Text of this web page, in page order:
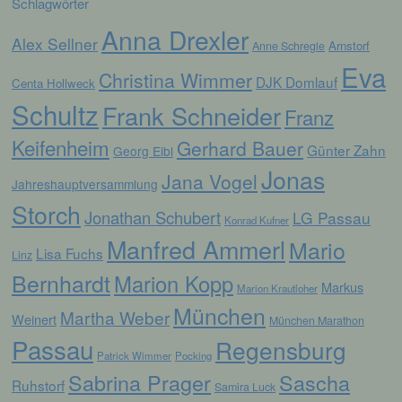
Alex SellnerAnna Drexler Anne Schregle Arnstorf
Centa Hollweck Christina Wimmer DJK Domlauf Eva
SchultzFrank SchneiderFranz
Keifenheim Georg Eibl Gerhard Bauer Günter Zahn
Jahreshauptversammlung Jana Vogel Jonas
Storch Jonathan Schubert Konrad Kufner LG Passau
Linz Lisa Fuchs Manfred Ammerl Mario
BernhardtMarion Kopp Marion Krautloher Markus
Weinert Martha Weber München München Marathon
Passau Patrick Wimmer Pocking Regensburg
Ruhstorf Sabrina Prager Samira Luck Sascha
Mitgliedstaaten vorgesehen werden.
h) Auftragsverarbeiter
Auftragsverarbeiter ist eine natürliche oder
juristische Person, Behörde, Einrichtung
oder andere Stelle, die personenbezogene
Daten im Auftrag des Verantwortlichen
verarbeitet.
Empfänger ist eine natürliche oder juristische
Person, Behörde, Einrichtung oder andere
Stelle, der personenbezogene Daten
offengelegt werden, unabhängig davon, ob
es sich bei ihr um einen Dritten handelt oder
nicht. Behörden, die im Rahmen eines
bestimmten Untersuchungsauftrags nach
dem Unionsrecht oder dem Recht der